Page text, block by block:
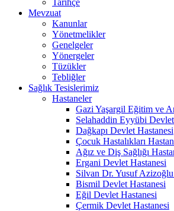
Mevzuat
Kanunlar
Yönetmelikler
Genelgeler
Yönergeler
Tüzükler
Tebliğler
Sağlık Tesislerimiz
Hastaneler
Gazi Yaşargil Eğitim ve
Selahaddin Eyyübi
Dağkapı Devlet Hastanesi
Çocuk Hastalıkları
Ağız ve Diş Sağlığı
Ergani Devlet Hastanesi
Silvan Dr. Yusuf
Bismil Devlet Hastanesi
Eğil Devlet Hastanesi
Çermik Devlet Hastanesi